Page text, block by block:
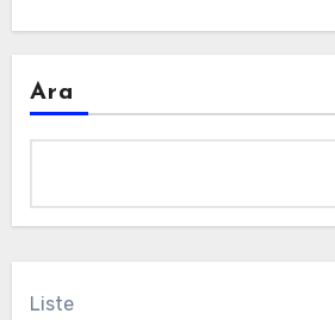
Ara
Liste